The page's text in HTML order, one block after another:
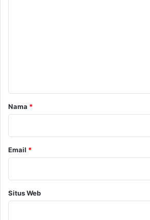
rNama *
Email *
Situs Web